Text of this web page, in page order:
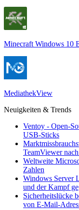
Minecraft Windows 10
MediathekView
Neuigkeiten & Trends
Ventoy - Open-
USB-Sticks
TeamViewer
Weltweite
Zahlen
Windows Server
und der Kampf
Sicherheitslücke
von E-Mail-